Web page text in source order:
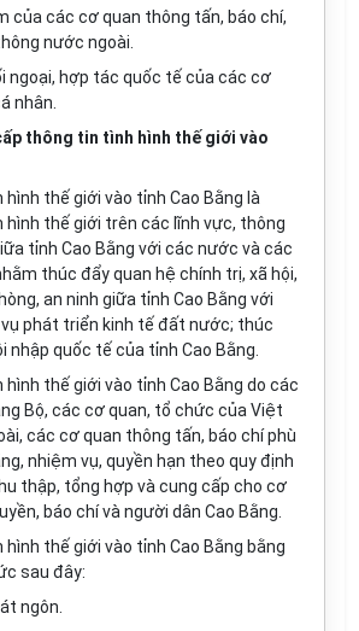
của các cơ quan thông tấn, báo chí,
nước ngoài.
ngoại, hợp tác quốc tế của các cơ
nhân.
thông tin tình hình thế giới vào
hình thế giới vào tỉnh Cao Bằng à
hình thế giới trên các lĩnh vực, thông
tỉnh Cao Bằng với các nước và các
ằm thúc đẩy quan hệ chính trị, xã hội,
an ninh giữa tỉnh Cao Bằng với
phát triển kinh tế đất nước; thúc
nhập quốc tế của tỉnh Cao Bằng.
hình thế giới vào tỉnh Cao Bằng do các
Bộ, các cơ quan, tổ chức của Việt
các cơ quan thông tấn, báo chí phù
nhiệm vụ, quyền hạn theo quy định
thập, tổng hợp và cung cấp cho cơ
báo chí và người dân Cao Bằng.
hình thế giới vào tỉnh Cao Bằng bằng
sau đây:
ngôn.